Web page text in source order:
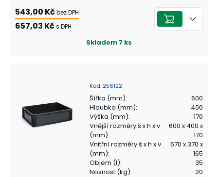
543,00 Kč bez DPH
657,03 Kč s DPH
Skladem 7 ks
Kód: 256122
Šířka (mm):
600
Hloubka (mm):
400
Výška (mm):
170
Vnější rozměry š x h x v
(mm):
600 x 400 x
170
Vnitřní rozměry š x h x v
(mm):
570 x 370 x
165
Objem (l):
35
Nosnost (kg): 20